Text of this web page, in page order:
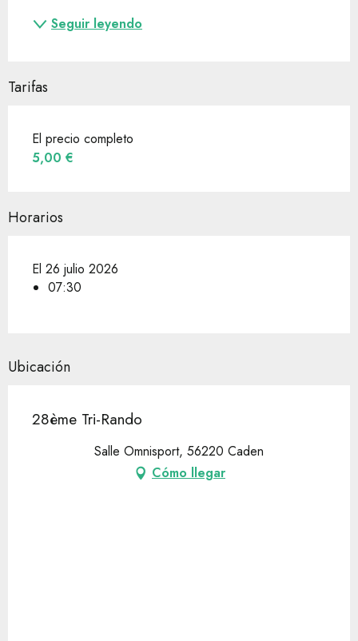
Seguir leyendo
Tarifas
El precio completo
5,00 €
Horarios
El 26 julio 2026
07:30
Ubicación
28ème Tri-Rando
Salle Omnisport, 56220 Caden
Cómo llegar